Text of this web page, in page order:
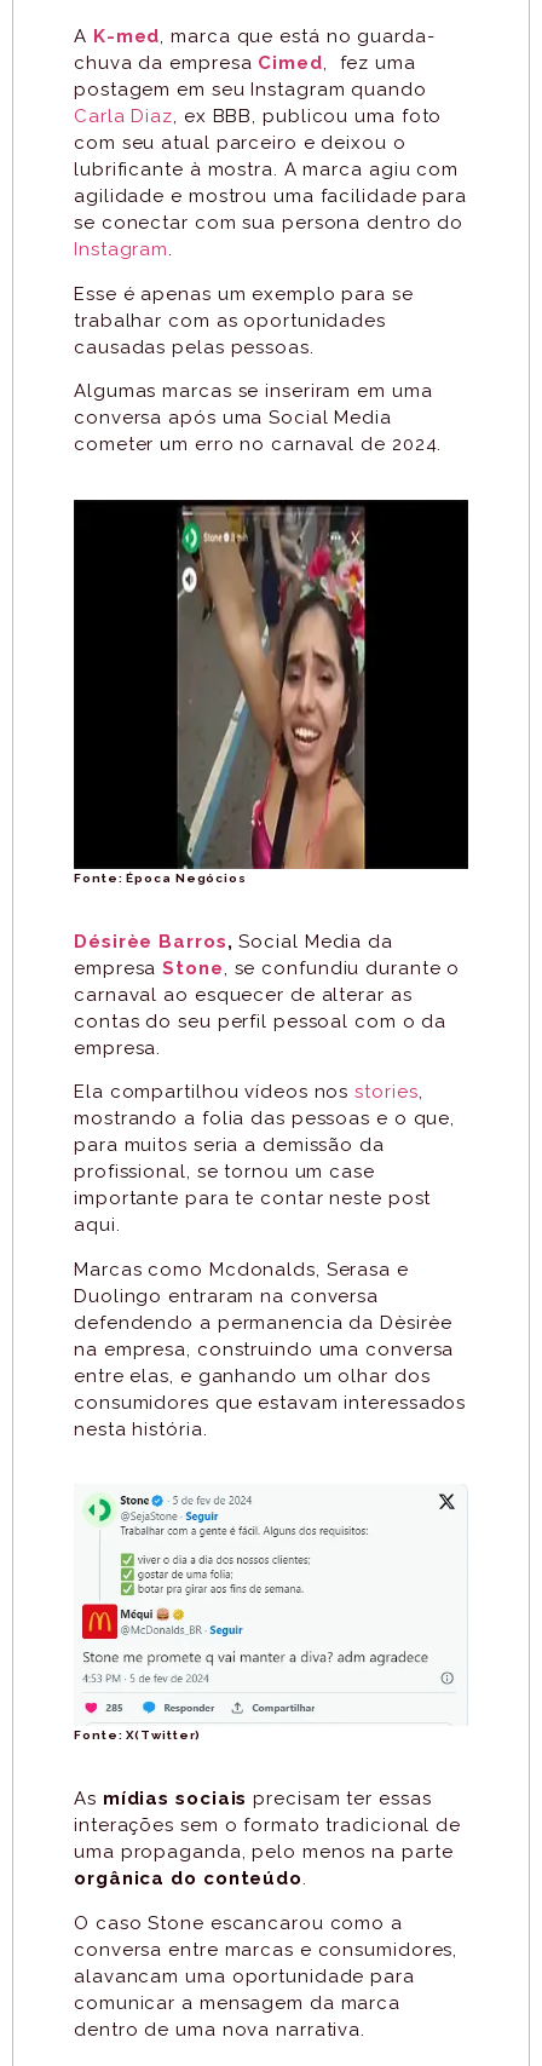
A K-med, marca que está no guarda-
chuva da empresa Cimed, fez uma
postagem em seu Instagram quando
Carla Diaz, ex BBB, publicou uma foto
com seu atual parceiro e deixou o
lubrificante à mostra. A marca agiu com
agilidade e mostrou uma facilidade para
se conectar com sua persona dentro do
Instagram.
Esse é apenas um exemplo para se
trabalhar com as oportunidades
causadas pelas pessoas.
Algumas marcas se inseriram em uma
conversa após uma Social Media
cometer um erro no carnaval de 2024.
Fonte: Época Negócios
Désirèe Barros, Social Media da
empresaStone, se confundiu durante o
carnaval ao esquecer de alterar as
contas do seu perfil pessoal com o da
empresa.
Ela compartilhou vídeos nosstories,
mostrando a folia das pessoas e o que,
para muitos seria a demissão da
profissional, se tornou um case
importante para te contar neste post
aqui.
Marcas como Mcdonalds, Serasa e
Duolingo entraram na conversa
defendendo a permanencia da Dèsirèe
na empresa, construindo uma conversa
entre elas, e ganhando um olhar dos
consumidores que estavam interessados
nesta história.
Fonte: X(Twitter)
As mídias sociais precisam ter essas
interações sem o formato tradicional de
uma propaganda, pelo menos na parte
orgânica do conteúdo.
O caso Stone escancarou como a
conversa entre marcas e consumidores,
alavancam uma oportunidade para
comunicar a mensagem da marca
dentro de uma nova narrativa.